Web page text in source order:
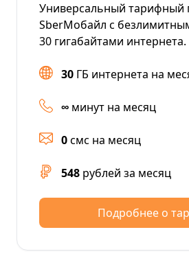
Универсальный тарифный
SberМобайл с
30 гигабайтами
30 ГБ интернета на
∞ минут на месяц
0смс на месяц
548 рублей за месяц
Подробнее о